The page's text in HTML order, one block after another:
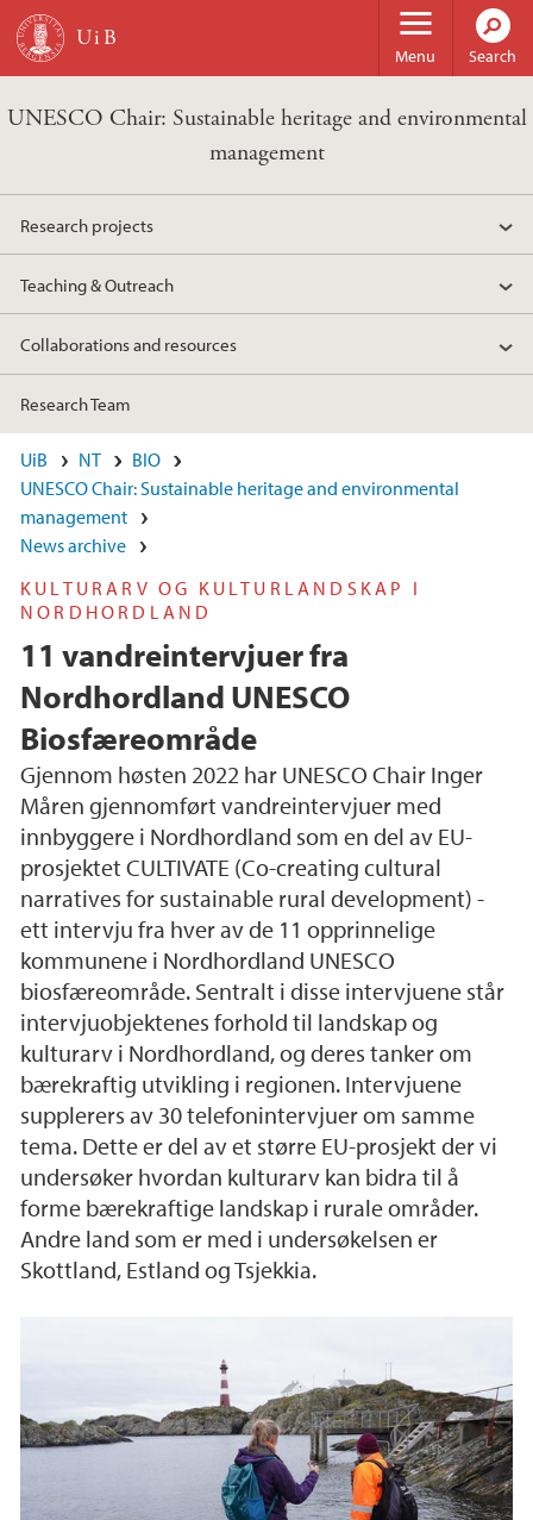
Skip to main content
Menu Search
UNESCO Chair: Sustainable heritage and environmental
management
Research projects
Teaching & Outreach
Collaborations and resources
Research Team
UiB NT
BIO
UNESCO Chair: Sustainable heritage and environmental
management
News archive
KULTURARV OG KULTURLANDSKAP I
NORDHORDLAND
11 vandreintervjuer fra
Nordhordland UNESCO
Biosfæreområde
Gjennom høsten 2022 har UNESCO Chair Inger
Måren gjennomført vandreintervjuer med
innbyggere i Nordhordland som en del av EU-
prosjektet CULTIVATE (Co-creating cultural
narratives for sustainable rural development) -
ett intervju fra hver av de 11 opprinnelige
kommunene i Nordhordland UNESCO
biosfæreområde. Sentralt i disse intervjuene står
intervjuobjektenes forhold til landskap og
kulturarv i Nordhordland, og deres tanker om
bærekraftig utvikling i regionen. Intervjuene
supplerers av 30 telefonintervjuer om samme
tema. Dette er del av et større EU-prosjekt der vi
undersøker hvordan kulturarv kan bidra til å
forme bærekraftige landskap i rurale områder.
Andre land som er med i undersøkelsen er
Skottland, Estland og Tsjekkia.